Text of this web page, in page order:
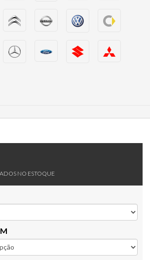
NO ESTOQUE